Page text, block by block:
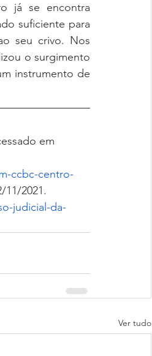
já se encontra
suficiente para
seu crivo. Nos
o surgimento
instrumento de
em
ccbc-centro-
11/2021.
judicial-da-
Ver tudo